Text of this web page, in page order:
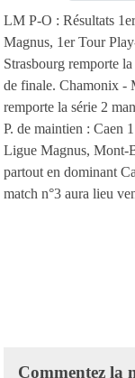
LM P-O : Résultats
Magnus, 1er Tour
Strasbourg remporte
de finale. Chamonix -
remporte la série 2
P. de maintien : Caen
Ligue Magnus, Mont-
partout en dominant
match n°3 aura lieu
Commentez la